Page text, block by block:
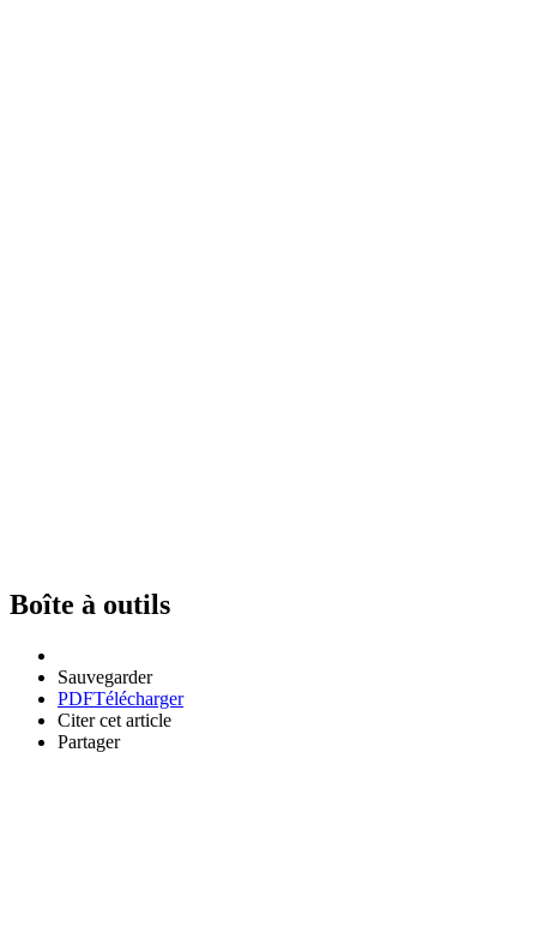
Boîte à outils
Sauvegarder
PDFTélécharger
Citer cet article
Partager